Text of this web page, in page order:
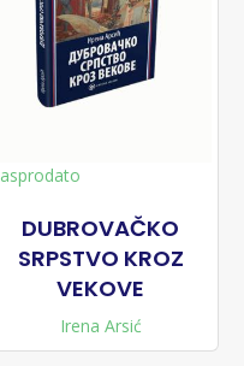
DUBROVAČKO
SRPSTVO KROZ
VEKOVE
Irena Arsić